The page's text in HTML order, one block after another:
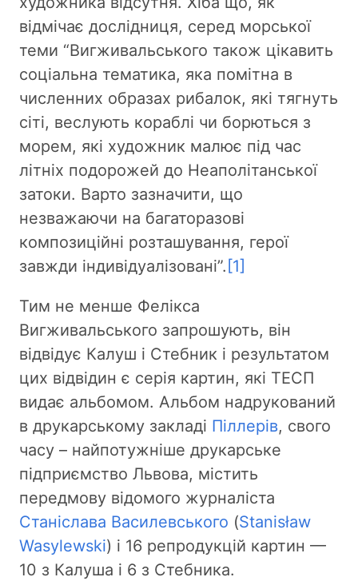
відмічає дослідниця, серед морської
теми “Вигживальського також цікавить
соціальна тематика, яка помітна в
численних образах рибалок, які тягнуть
сіті, веслують кораблі чи борються з
морем, які художник малює під час
літніх подорожей до Неаполітанської
затоки. Варто зазначити, що
незважаючи на багаторазові
композиційні розташування, герої
завжди індивідуалізовані”. [1]
Тим не менше Фелікса
Вигживальського запрошують, він
відвідує Калуш і Стебник і результатом
цих відвідин є серія картин, які ТЕСП
видає альбомом. Альбом надрукований
в друкарському закладі Піллерів, свого
часу – найпотужніше друкарське
підприємство Львова, містить
передмову відомого журналіста
Станіслава Василевського (Stanisław
Wasylewski) і 16 репродукцій картин —
10 з Калуша і 6 з Стебника.